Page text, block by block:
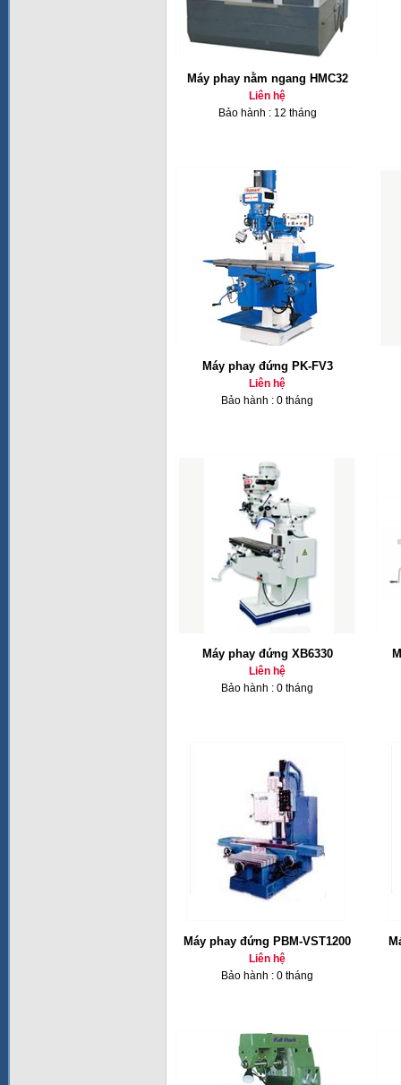
Máy phay nằm ngang HMC32
Liên hệ
Bảo hành : 12 tháng
Máy phay đứng PK-FV3
Liên hệ
Bảo hành : 0 tháng
Máy phay đứng XB6330
Liên hệ
Bảo hành : 0 tháng
Máy phay đứng PBM-VST1200
Liên hệ
Bảo hành : 0 tháng